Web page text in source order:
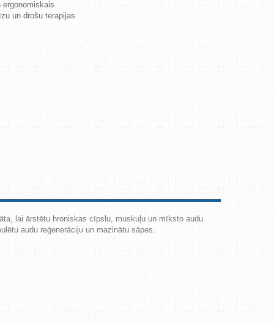
ergonomiskais
un drošu terapijas
lai ārstētu hroniskas cīpslu, muskuļu un mīksto audu
audu reģenerāciju un mazinātu sāpes.